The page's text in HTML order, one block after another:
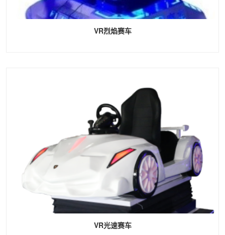
VR烈焰赛车
VR光速赛车